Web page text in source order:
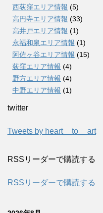
西荻窪エリア情報 (5)
高円寺エリア情報 (33)
高井戸エリア情報 (1)
永福和泉エリア情報 (1)
阿佐ヶ谷エリア情報 (15)
荻窪エリア情報 (4)
野方エリア情報 (4)
中野エリア情報 (1)
twitter
Tweets by heart__to__art
RSSリーダーで購読する
RSSリーダーで購読する